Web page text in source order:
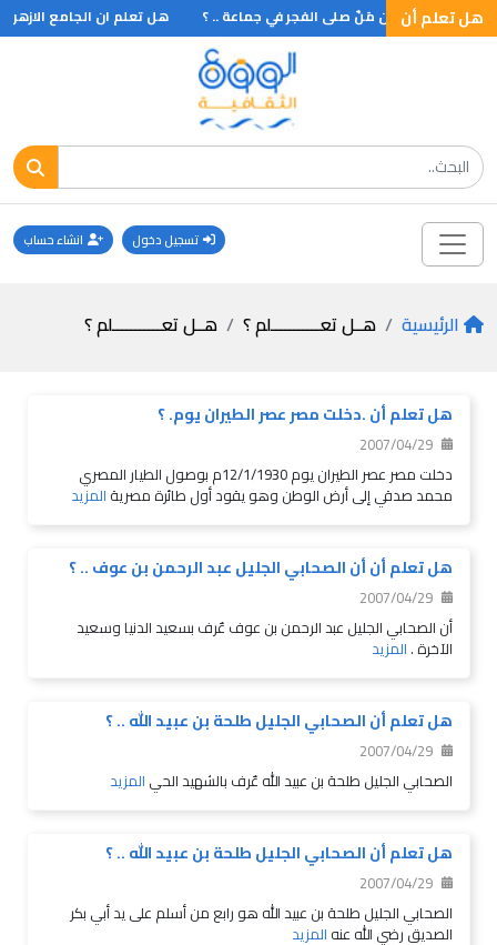
هل تعلم أن
هـل تعلم أن مَنٌ صلى الفجر في جماعة .. ؟ هل تعلم ان الجامع الازهر
تسجيل دخول انشاء حساب
الرئيسية هــل تعـــــــــــلم ؟ هــل تعـــــــــــلم ؟
هل تعلم أن .دخلت مصر عصر الطيران يوم. ؟
2007/04/29
دخلت مصر عصر الطيران يوم 12/1/1930م بوصول الطيار المصري
محمد صدقي إلى أرض الوطن وهو يقود أول طائرة مصرية المزيد
هل تعلم أن أن الصحابي الجليل عبد الرحمن بن عوف .. ؟
2007/04/29
أن الصحابي الجليل عبد الرحمن بن عوف عٌرف بسعيد الدنيا وسعيد
الآخرة .المزيد
هل تعلم أن الصحابي الجليل طلحة بن عبيد الله .. ؟
2007/04/29
الصحابي الجليل طلحة بن عبيد الله عٌرف بالشهيد الحي المزيد
هل تعلم أن الصحابي الجليل طلحة بن عبيد الله .. ؟
2007/04/29
الصحابي الجليل طلحة بن عبيد الله هو رابع من أسلم على يد أبي بكر
الصديق رضي الله عنه المزيد